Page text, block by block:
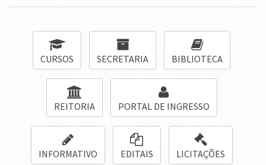
CURSOS SECRETARIA BIBLIOTECA
REITORIA PORTAL DE INGRESSO
INFORMATIVO EDITAIS LICITAÇÕES